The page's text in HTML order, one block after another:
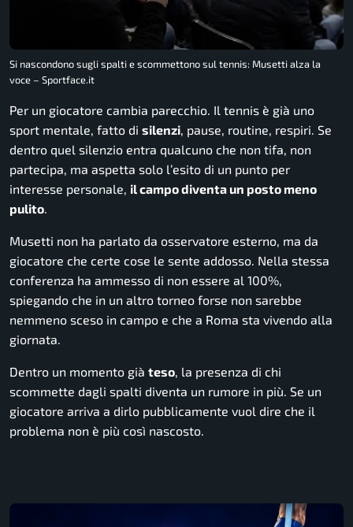
Si nascondono sugli spalti e scommettono sul tennis: Musetti alza la
voce – Sportface.it
Per un giocatore cambia parecchio. Il tennis è già uno
sport mentale, fatto di silenzi, pause, routine, respiri. Se
dentro quel silenzio entra qualcuno che non tifa, non
partecipa, ma aspetta solo l’esito di un punto per
interesse personale, il campo diventa un posto meno
pulito.
Musetti non ha parlato da osservatore esterno, ma da
giocatore che certe cose le sente addosso. Nella stessa
conferenza ha ammesso di non essere al 100%,
spiegando che in un altro torneo forse non sarebbe
nemmeno sceso in campo e che a Roma sta vivendo alla
giornata.
Dentro un momento già teso, la presenza di chi
scommette dagli spalti diventa un rumore in più. Se un
giocatore arriva a dirlo pubblicamente vuol dire che il
problema non è più così nascosto.